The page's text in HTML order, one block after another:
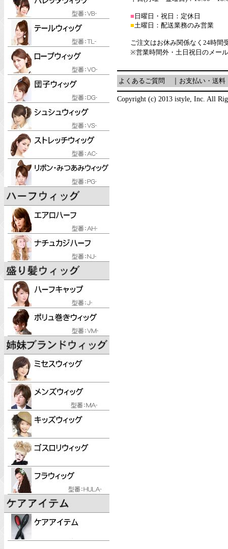
■ 日曜日・祝日：定休日
■土曜日：配送業務のみ営業
ご注文はお休み関係なく24時間
※営業時間外・土日祝日のメー
よくあるご質問 お支払い・送料
Copyright (c) 2013 istyle, Inc. All